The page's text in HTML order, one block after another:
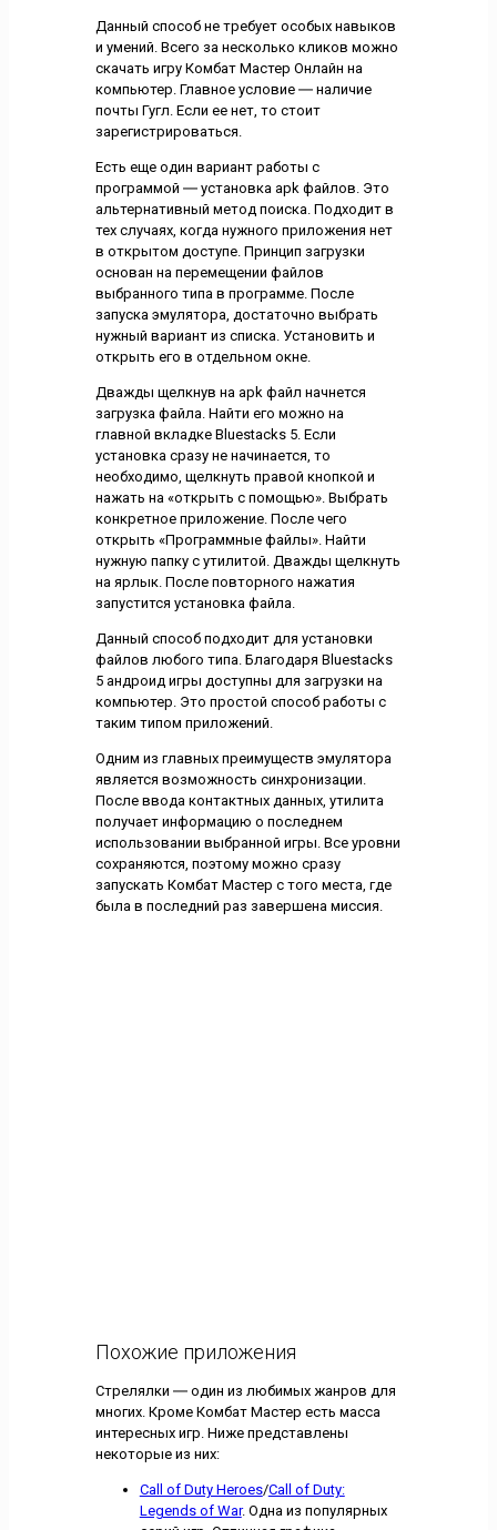
Данный способ не требует особых навыков
и умений. Всего за несколько кликов можно
скачать игру Комбат Мастер Онлайн на
компьютер. Главное условие ― наличие
почты Гугл. Если ее нет, то стоит
зарегистрироваться.
Есть еще один вариант работы с
программой ― установка apk файлов. Это
альтернативный метод поиска. Подходит в
тех случаях, когда нужного приложения нет
в открытом доступе. Принцип загрузки
основан на перемещении файлов
выбранного типа в программе. После
запуска эмулятора, достаточно выбрать
нужный вариант из списка. Установить и
открыть его в отдельном окне.
Дважды щелкнув на apk файл начнется
загрузка файла. Найти его можно на
главной вкладке Bluestacks 5. Если
установка сразу не начинается, то
необходимо, щелкнуть правой кнопкой и
нажать на «открыть с помощью». Выбрать
конкретное приложение. После чего
открыть «Программные файлы». Найти
нужную папку с утилитой. Дважды щелкнуть
на ярлык. После повторного нажатия
запустится установка файла.
Данный способ подходит для установки
файлов любого типа. Благодаря Bluestacks
5 андроид игры доступны для загрузки на
компьютер. Это простой способ работы с
таким типом приложений.
Одним из главных преимуществ эмулятора
является возможность синхронизации.
После ввода контактных данных, утилита
получает информацию о последнем
использовании выбранной игры. Все уровни
сохраняются, поэтому можно сразу
запускать Комбат Мастер с того места, где
была в последний раз завершена миссия.
Похожие приложения
Стрелялки ― один из любимых жанров для
многих. Кроме Комбат Мастер есть масса
интересных игр. Ниже представлены
некоторые из них:
Call of Duty Heroes/Call of Duty:
Legends of War. Одна из популярных